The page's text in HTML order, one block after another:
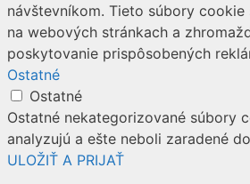
návštevníkom. Tieto súbory
na webových stránkach a
poskytovanie prispôsobených
Ostatné
Ostatné
Ostatné nekategorizované súbory
analyzujú a ešte neboli zaradené
ULOŽIŤ A PRIJAŤ